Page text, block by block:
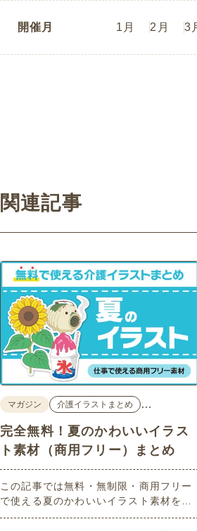
開催月 1月 2月 3
関連記事
マガジン 介護イラストまとめ …
完全無料！夏のかわいいイラス
ト素材（商用フリー）まとめ
この記事では無料・無制限・商用フリー
で使える夏のかわいいイラスト素材を多
数ご紹介いたします。夏の花であるひま